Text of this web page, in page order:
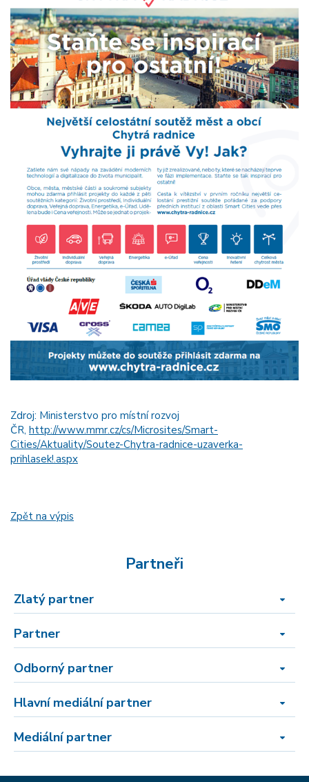
Zdroj: Ministerstvo pro místní rozvoj
ČR, http://www.mmr.cz/cs/Microsites/Smart-
Cities/Aktuality/Soutez-Chytra-radnice-uzaverka-
prihlasek!.aspx
Zpět na výpis
Partneři
Zlatý partner
Partner
Odborný partner
Hlavní mediální partner
Mediální partner